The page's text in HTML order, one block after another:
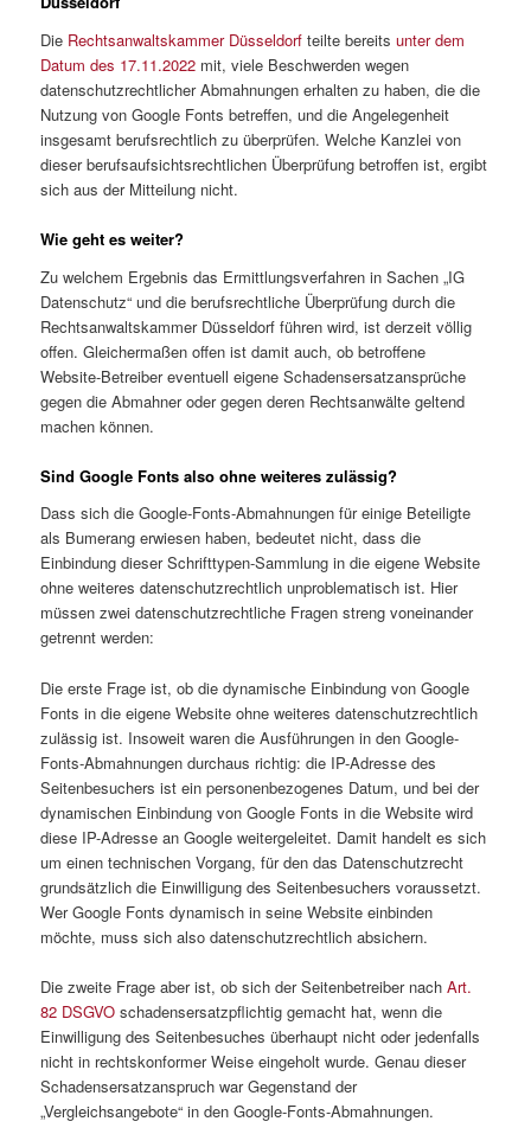
Die Rechtsanwaltskammer Düsseldorf teilte bereitsunter dem
Datum des 17.11.2022 mit, viele Beschwerden wegen
datenschutzrechtlicher Abmahnungen erhalten zu haben, die die
Nutzung von Google Fonts betreffen, und die Angelegenheit
insgesamt berufsrechtlich zu überprüfen. Welche Kanzlei von
dieser berufsaufsichtsrechtlichen Überprüfung betroffen ist, ergibt
sich aus der Mitteilung nicht.
Wie geht es weiter?
Zu welchem Ergebnis das Ermittlungsverfahren in Sachen „IG
Datenschutz“ und die berufsrechtliche Überprüfung durch die
Rechtsanwaltskammer Düsseldorf führen wird, ist derzeit völlig
offen. Gleichermaßen offen ist damit auch, ob betroffene
Website-Betreiber eventuell eigene Schadensersatzansprüche
gegen die Abmahner oder gegen deren Rechtsanwälte geltend
machen können.
Sind Google Fonts also ohne weiteres zulässig?
Dass sich die Google-Fonts-Abmahnungen für einige Beteiligte
als Bumerang erwiesen haben, bedeutet nicht, dass die
Einbindung dieser Schrifttypen-Sammlung in die eigene Website
ohne weiteres datenschutzrechtlich unproblematisch ist. Hier
müssen zwei datenschutzrechtliche Fragen streng voneinander
getrennt werden:
Die erste Frage ist, ob die dynamische Einbindung von Google
Fonts in die eigene Website ohne weiteres datenschutzrechtlich
zulässig ist. Insoweit waren die Ausführungen in den Google-
Fonts-Abmahnungen durchaus richtig: die IP-Adresse des
Seitenbesuchers ist ein personenbezogenes Datum, und bei der
dynamischen Einbindung von Google Fonts in die Website wird
diese IP-Adresse an Google weitergeleitet. Damit handelt es sich
um einen technischen Vorgang, für den das Datenschutzrecht
grundsätzlich die Einwilligung des Seitenbesuchers voraussetzt.
Wer Google Fonts dynamisch in seine Website einbinden
möchte, muss sich also datenschutzrechtlich absichern.
Die zweite Frage aber ist, ob sich der Seitenbetreiber nachArt.
82 DSGVO schadensersatzpflichtig gemacht hat, wenn die
Einwilligung des Seitenbesuches überhaupt nicht oder jedenfalls
nicht in rechtskonformer Weise eingeholt wurde. Genau dieser
Schadensersatzanspruch war Gegenstand der
„Vergleichsangebote“ in den Google-Fonts-Abmahnungen.